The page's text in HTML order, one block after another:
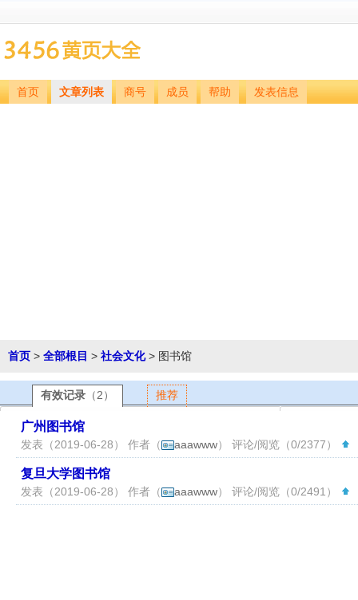
首页 文章列表 商号 成员 帮助 发表信息
首页 > 全部根目 > 社会文化> 图书馆
有效记录 （2） 推荐
广州图书馆
发表（2019-06-28） 作者（ aaawww） 评论/阅览（0/2377）
复旦大学图书馆
发表（2019-06-28） 作者（ aaawww） 评论/阅览（0/2491）